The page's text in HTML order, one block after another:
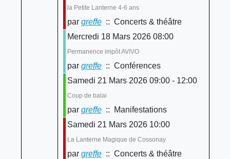
la Petite Lanterne 4-6 ans
par greffe:: Concerts & théâtre
Mercredi 18 Mars 2026 08:00
Permanence impôt AVIVO
par greffe:: Conférences
Samedi 21 Mars 2026 09:00 - 12:00
Coup de balai
par greffe:: Manifestations
Samedi 21 Mars 2026 10:00
La Lanterne Magique de Cossonay
par greffe:: Concerts & théâtre